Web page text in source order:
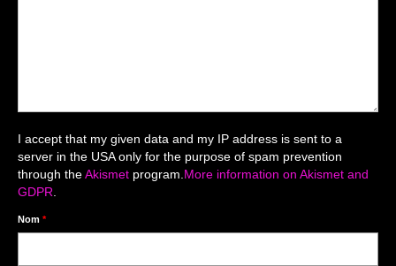
Reportages / Nature morte
Galeries Privées
séance du 25.04.26
I accept that my given data and my IP address is sent to a
server in the USA only for the purpose of spam prevention
through theAkismet program.More information on Akismet and
GDPR.
Nom *